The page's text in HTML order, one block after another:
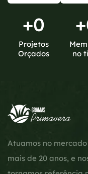
+0
Projetos
Orçados
+
no
Atuamos no
mais de 20 anos, e